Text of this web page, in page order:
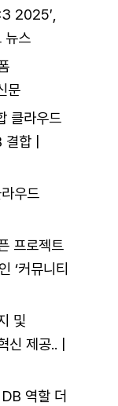
2025′,
뉴스
문
클라우드
합 |
우드
프로젝트
‘커뮤니티
및
제공.. |
역할 더